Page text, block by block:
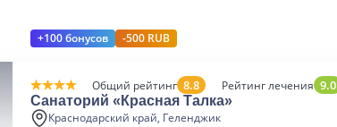
+100 бонусов -500 RUB
Общий рейтинг 8.8 Рейтинг лечения 9.0
Санаторий «Красная Талка»
Краснодарский край, Геленджик